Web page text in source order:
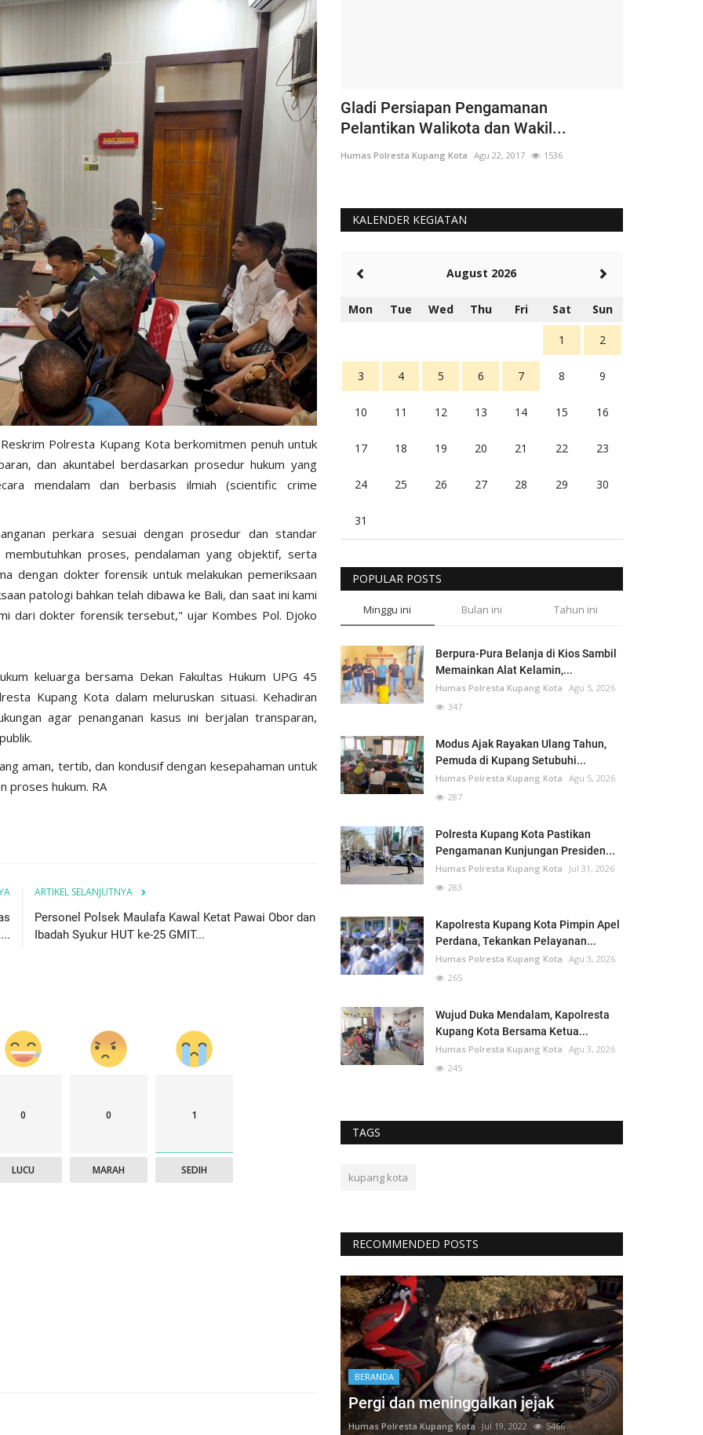
Polresta Kupang Kota berkomitmen penuh untuk
dan akuntabel berdasarkan prosedur hukum yang
mendalam dan berbasis ilmiah (scientific crime
perkara sesuai dengan prosedur dan standar
proses, pendalaman yang objektif, serta
dengan dokter forensik untuk melakukan pemeriksaan
patologi bahkan telah dibawa ke Bali, dan saat ini kami
dari dokter forensik tersebut," ujar Kombes Pol. Djoko
keluarga bersama Dekan Fakultas Hukum UPG 45
Kupang Kota dalam meluruskan situasi. Kehadiran
agar penanganan kasus ini berjalan transparan,
aman, tertib, dan kondusif dengan kesepahaman untuk
proses hukum. RA
ARTIKEL SELANJUTNYA
Personel Polsek Maulafa Kawal Ketat Pawai Obor dan
Ibadah Syukur HUT ke-25 GMIT...
0
LUCU
0
MARAH
1
SEDIH
Upaya Kurangi Pelanggaran, Sat Lantas
Polresta Kupang Kota...
Humas Polresta Kupang Kota Sep 19, 2022
Gladi Persiapan Pengamanan
Pelantikan Walikota dan Wakil...
Humas Polresta Kupang Kota Agu 22, 2017 1536
KALENDER KEGIATAN
August 2026
Mon Tue Wed Thu Fri Sat Sun
1 2
3 4 5 6 7 8 9
10 11 12 13 14 15 16
17 18 19 20 21 22 23
24 25 26 27 28 29 30
31
POPULAR POSTS
Minggu ini Bulan ini Tahun ini
Berpura-Pura Belanja di Kios Sambil
Memainkan Alat Kelamin,...
Humas Polresta Kupang Kota Agu 5, 2026
347
Modus Ajak Rayakan Ulang Tahun,
Pemuda di Kupang Setubuhi...
Humas Polresta Kupang Kota Agu 5, 2026
287
Polresta Kupang Kota Pastikan
Pengamanan Kunjungan Presiden...
Humas Polresta Kupang Kota
Jul 31, 2026
283
Kapolresta Kupang Kota Pimpin Apel
Perdana, Tekankan Pelayanan...
Humas Polresta Kupang Kota Agu 3, 2026
265
Wujud Duka Mendalam, Kapolresta
Kupang Kota Bersama Ketua...
Humas Polresta Kupang Kota Agu 3, 2026
245
TAGS
kupang kota
RECOMMENDED POSTS
BERANDA
Pergi dan meninggalkan jejak
Humas Polresta Kupang Kota Jul 19, 2022 5466